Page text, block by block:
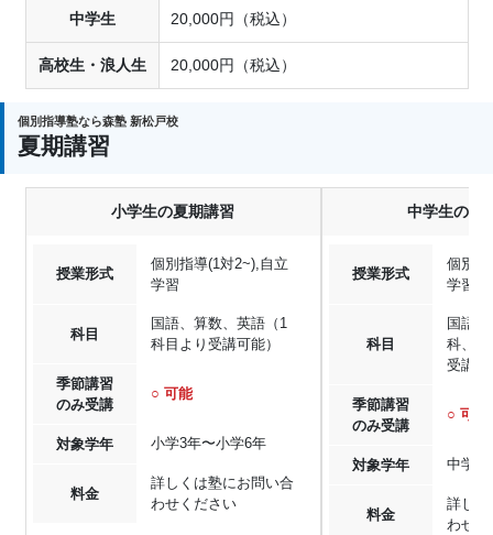
中学生 20,000円（税込）
高校生・浪人生 20,000円（税込）
個別指導塾なら森塾 新松戸校
夏期講習
小学生の夏期講習
授業形式
個別指導(1対2~),自立
学習
科目
国語、算数、英語（1
科目より受講可能）
季節講習
のみ受講
○ 可能
対象学年 小学3年〜小学6年
料金
詳しくは塾にお問い合
わせください
中学生の夏
授業形式
個別指
学習
科目
国語
科、社
受講可
季節講習
のみ受講
○ 可能
対象学年 中学1
料金
詳しく
わせく